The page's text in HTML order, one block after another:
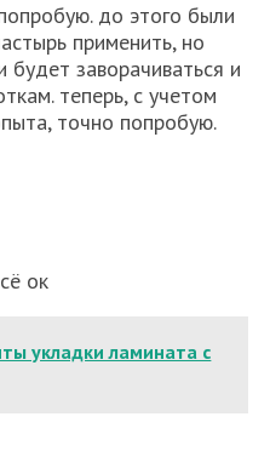
до этого были
применить, но
будет заворачиваться и
теперь, с учетом
точно попробую.
ок
укладки ламината с